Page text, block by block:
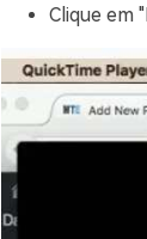
Clique em